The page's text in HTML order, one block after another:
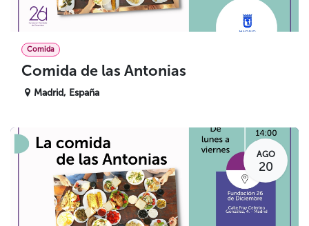
Comida
Comida de las Antonias
Madrid, España
AGO
20